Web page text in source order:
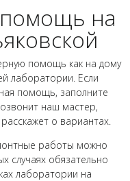
на
помощь как на дому
лаборатории. Если
помощь, заполните
наш мастер,
о вариантах.
работы можно
случаях обязательно
лаборатории на